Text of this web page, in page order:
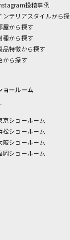
投稿事例
ンテリアスタイルから
屋から探す
種から探す
品特徴から探す
から探す
ョールーム
京ショールーム
松ショールーム
阪ショールーム
岡ショールーム